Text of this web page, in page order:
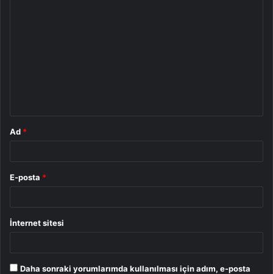
Ad *
E-posta *
İnternet sitesi
Daha sonraki yorumlarımda kullanılması için adım, e-posta